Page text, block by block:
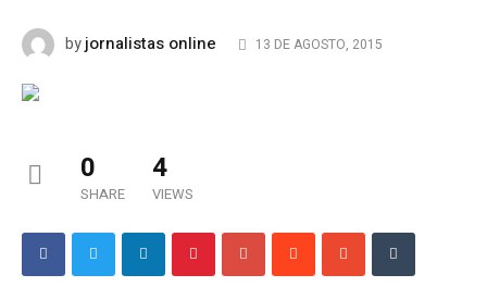
byjornalistas online 13 DE AGOSTO, 2015
0
SHARE
4
VIEWS